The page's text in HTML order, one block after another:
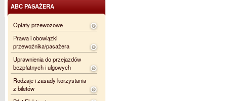
ABC PASAŻERA
Opłaty przewozowe
Prawa i obowiązki
przewoźnika/pasażera
Uprawnienia do przejazdów
bezpłatnych i ulgowych
Rodzaje i zasady korzystania
z biletów